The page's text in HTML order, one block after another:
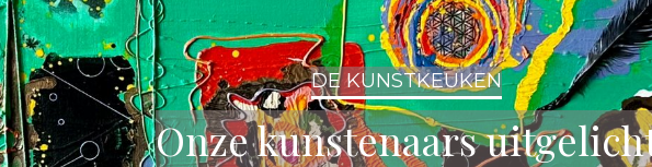
DE KUNSTKEUKEN
Onze kunstenaars